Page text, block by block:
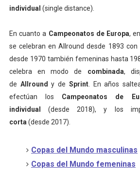
individual (single distance).
En cuanto a Campeonatos de Europa,
se celebran en Allround desde 1893
desde 1970 también femeninas hasta
celebra en modo de combinada,
de Allroundy de Sprint. En años
efectúan los Campeonatos de
individual
(desde 2018), y los
corta (desde 2017).
Copas del Mundo masculinas
Copas del Mundo femeninas